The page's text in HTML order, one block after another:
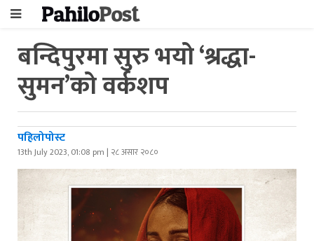
बन्दिपुरमा सुरु भयो ‘श्रद्धा-
सुमन’को वर्कशप
पहिलोपोस्ट
13th July 2023, 01:08 pm | २८ असार २०८०